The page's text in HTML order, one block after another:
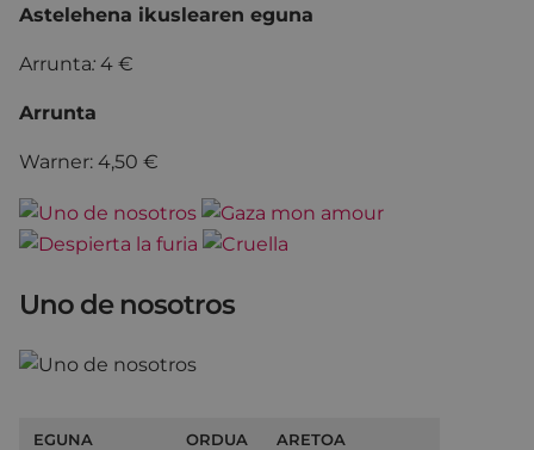
Astelehena ikuslearen eguna
Arrunta: 4 €
Arrunta
Warner: 4,50 €
Uno de nosotros
EGUNA ORDUA ARETOA